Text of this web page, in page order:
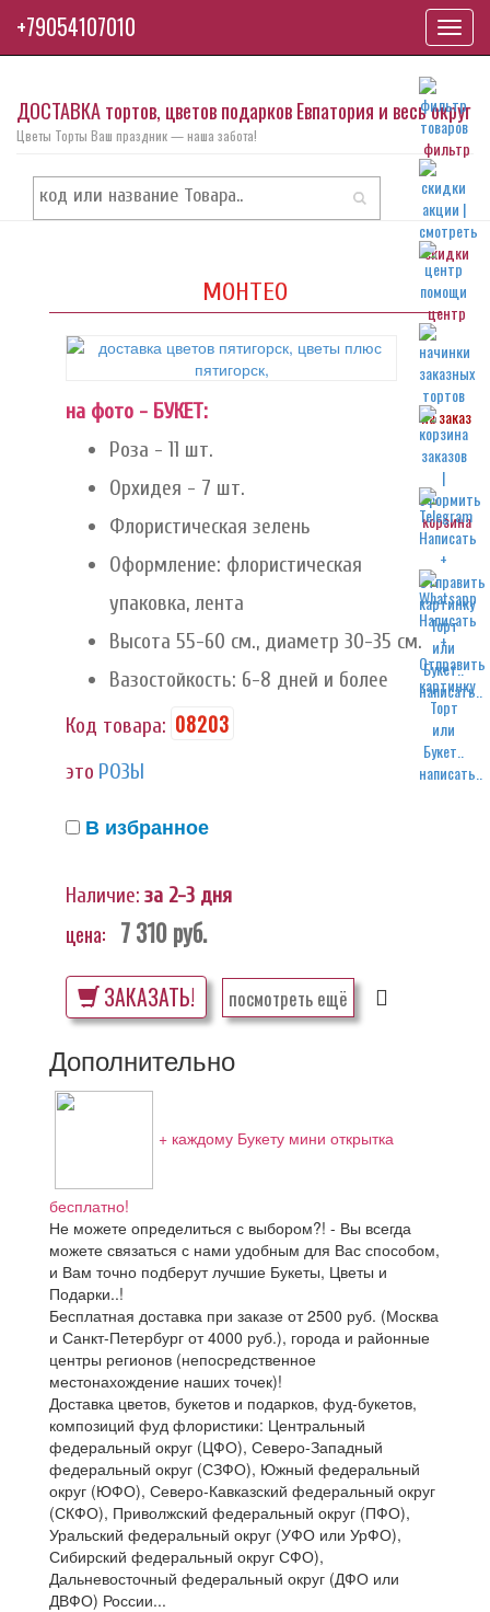
фильтр
скидки
центр
на заказ
корзина
написать..
написать..
ДОСТАВКА тортов, цветов подарков Евпатория и весь округ
Цветы Торты Ваш праздник — наша забота!
МОНТЕО
на фото - БУКЕТ:
Роза - 11 шт.
Орхидея - 7 шт.
Флористическая зелень
Оформление: флористическая
упаковка, лента
Высота 55-60 см., диаметр 30-35 см.
Вазостойкость: 6-8 дней и более
Код товара: 08203
это РОЗЫ
В избранное
Наличие: за 2-3 дня
цена: 7 310руб.
ЗАКАЗАТЬ! посмотреть ещё
Дополнительно
+ каждому Букету мини открытка
бесплатно!
Не можете определиться с выбором?! - Вы всегда
можете связаться с нами удобным для Вас способом,
и Вам точно подберут лучшие Букеты, Цветы и
Подарки..!
Бесплатная доставка при заказе от 2500 руб. (Москва
и Санкт-Петербург от 4000 руб.), города и районные
центры регионов (непосредственное
местонахождение наших точек)!
Доставка цветов, букетов и подарков, фуд-букетов,
композиций фуд флористики: Центральный
федеральный округ (ЦФО), Северо-Западный
федеральный округ (СЗФО), Южный федеральный
округ (ЮФО), Северо-Кавказский федеральный округ
(СКФО), Приволжский федеральный округ (ПФО),
Уральский федеральный округ (УФО или УрФО),
Сибирский федеральный округ СФО),
Дальневосточный федеральный округ (ДФО или
ДВФО) России...
+79054107010